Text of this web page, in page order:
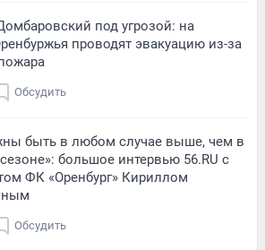
под угрозой: на
проводят эвакуацию из-за
Обсудить
быть в любом случае выше, чем в
большое интервью 56.RU с
ФК «Оренбург» Кириллом
Обсудить